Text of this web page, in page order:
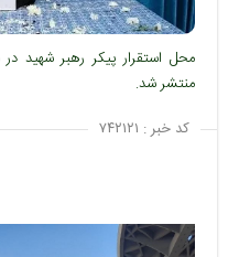
محل استقرار پیکر رهبر شهید
منتشر شد.
کد خبر : ۷۴۲۱۲۱